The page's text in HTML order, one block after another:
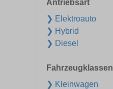
Antriebsart
❯ Elektroauto
❯ Hybrid
❯ Diesel
Fahrzeugklassen
❯ Kleinwagen